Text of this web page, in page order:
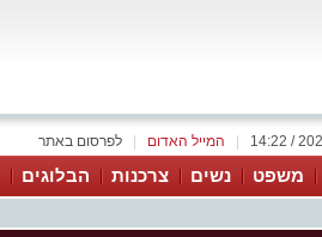
לפרסום באתר המייל האדום
משפט נשים צרכנות הבלוגים